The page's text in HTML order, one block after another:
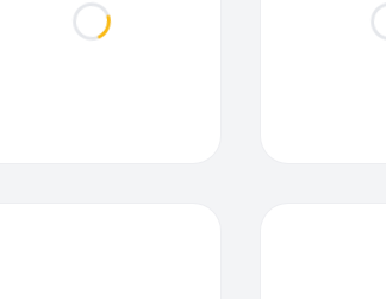
Loading...